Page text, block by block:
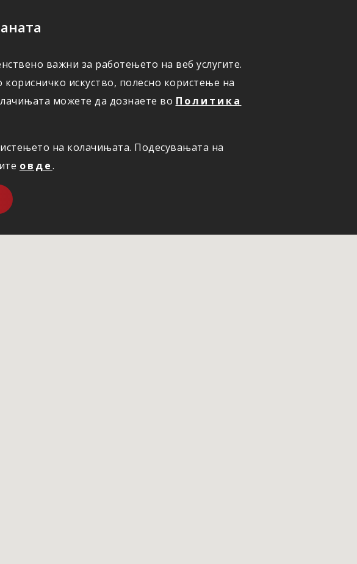
важни за работењето на веб услугите.
искуство, полесно користење на
можете да дознаете во Политика
на колачињата. Подесувањата на
овде.
ОНЛАЈН ПРИЈАВИ ШТЕТА